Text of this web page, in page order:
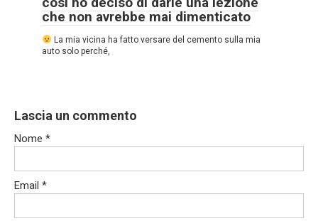
che non avrebbe mai dimenticato
La mia vicina ha fatto versare del cemento sulla mia
auto solo perché,
Lascia un commento
Nome *
Email *